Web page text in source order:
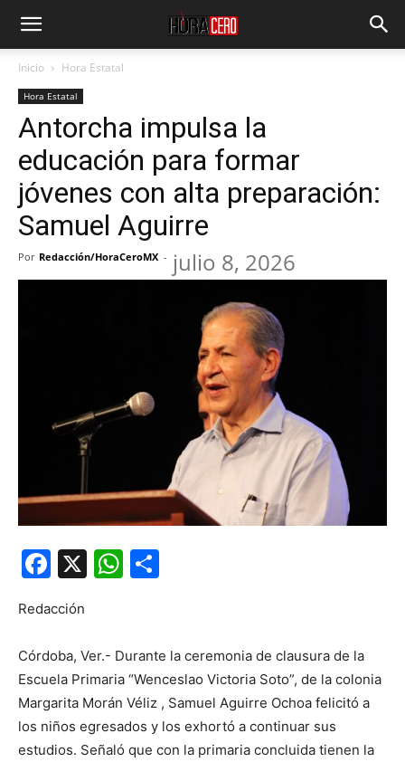
Inicio Hora Estatal
Hora Estatal
Antorcha impulsa la
educación para formar
jóvenes con alta preparación:
Samuel Aguirre
Por Redacción/HoraCeroMX - julio 8, 2026
Facebook
X WhatsApp
Redacción
Córdoba, Ver.- Durante la ceremonia de clausura de la
Escuela Primaria “Wenceslao Victoria Soto”, de la colonia
Margarita Morán Véliz , Samuel Aguirre Ochoa felicitó a
los niños egresados y los exhortó a continuar sus
estudios. Señaló que con la primaria concluida tienen la